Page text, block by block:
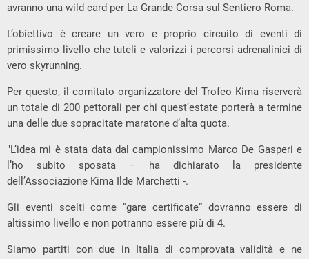
avranno una wild card per La Grande Corsa sul Sentiero Roma.
L’obiettivo è creare un vero e proprio circuito di eventi di
primissimo livello che tuteli e valorizzi i percorsi adrenalinici di
vero skyrunning.
Per questo, il comitato organizzatore del Trofeo Kima riserverà
un totale di 200 pettorali per chi quest’estate porterà a termine
una delle due sopracitate maratone d’alta quota.
"L’idea mi è stata data dal campionissimo Marco De Gasperi e
l’ho subito sposata – ha dichiarato la presidente
dell’Associazione Kima Ilde Marchetti -.
Gli eventi scelti come “gare certificate” dovranno essere di
altissimo livello e non potranno essere più di 4.
Siamo partiti con due in Italia di comprovata validità e ne